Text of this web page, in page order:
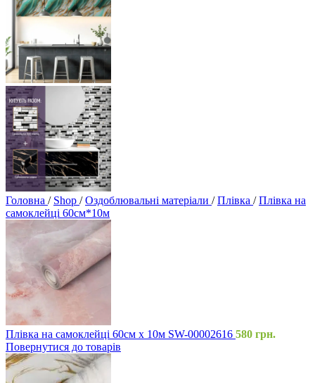
Головна / Shop / Оздоблювальні матеріали / Плівка / Плівка на
самоклейці 60см*10м
Плівка на самоклейці 60см х 10м SW-00002616 580 грн.
Повернутися до товарів